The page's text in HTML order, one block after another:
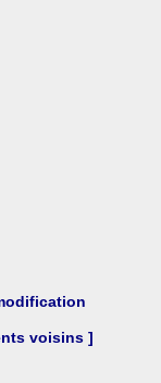
voisins ]